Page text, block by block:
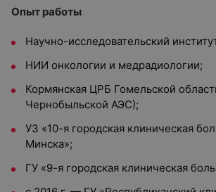
Опыт работы
Научно-исследовательский
НИИ онкологии и медрадиологии;
Кормянская ЦРБ Гомельской
Чернобыльской АЭС);
УЗ «10-я городская клиническая
Минска»;
ГУ «9-я городская клиническая